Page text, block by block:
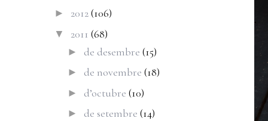
► 2012(106)
▼ 2011 (68)
► de desembre (15)
► de novembre (18)
► d’octubre (10)
► de setembre (14)